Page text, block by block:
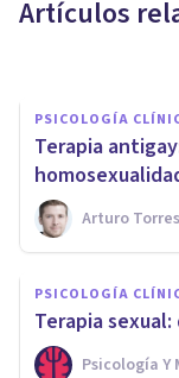
Artículos
PSICOLOGÍA
Terapia
Arturo Torres
PSICOLOGÍA
Terapia
Psicología Y
Filias y
tipos y